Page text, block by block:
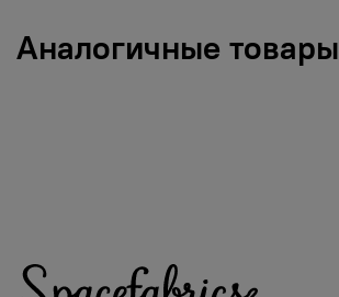
Аналогичные товары